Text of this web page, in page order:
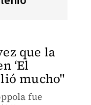
que la
‘El
mucho"
fue